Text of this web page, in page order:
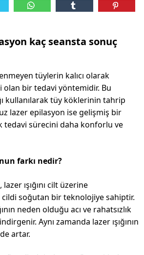
kaç seansta sonuç
tüylerin kalıcı olarak
olan bir tedavi yöntemidir. Bu
kullanılarak tüy köklerinin tahrip
lazer epilasyon ise gelişmiş bir
tedavi sürecini daha konforlu ve
farkı nedir?
ışığını cilt üzerine
soğutan bir teknolojiye sahiptir.
neden olduğu acı ve rahatsızlık
Aynı zamanda lazer ışığının
artar.